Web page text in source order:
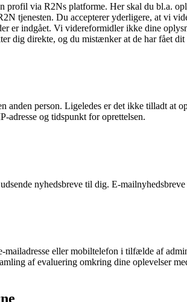
profil via R2Ns platforme. Her skal du bl.a.
tjenesten. Du accepterer yderligere, at vi
er indgået. Vi videreformidler ikke dine
dig direkte, og du mistænker at de har fået
person. Ligeledes er det ikke tilladt at
og tidspunkt for oprettelsen.
nyhedsbreve til dig. E-
eller mobiltelefon i tilfælde af
af evaluering omkring dine oplevelser